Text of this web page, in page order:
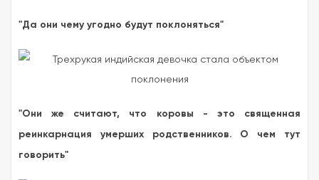
"Да они чему угодно будут поклоняться"
"Они же считают, что коровы - это священная
реинкарнация умерших родственников. О чем тут
говорить"